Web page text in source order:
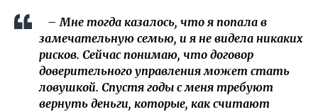
– Мне тогда казалось, что я попала в
замечательную семью, и я не видела никаких
рисков. Сейчас понимаю, что договор
доверительного управления может стать
ловушкой. Спустя годы с меня требуют
вернуть деньги, которые, как считают